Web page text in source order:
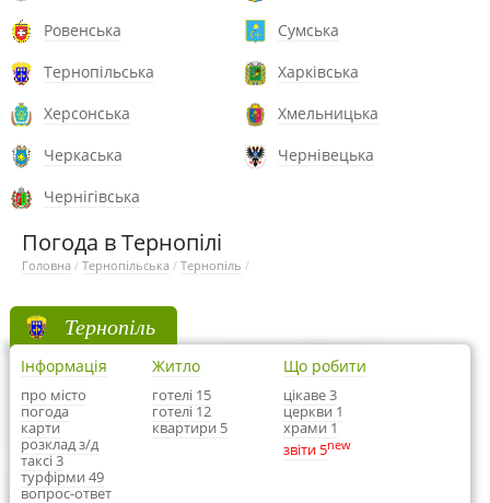
Ровенська
Сумська
Тернопільська
Харківська
Херсонська
Хмельницька
Черкаська
Чернівецька
Чернігівська
Погода в Тернопілі
Головна / Тернопільська / Тернопіль /
Тернопіль
Інформація
про місто
погода
карти
розклад з/д
таксі 3
турфірми 49
вопрос-ответ
Житло
готелі 15
готелі 12
квартири 5
Що робити
цікаве 3
церкви 1
храми 1
звіти 5new